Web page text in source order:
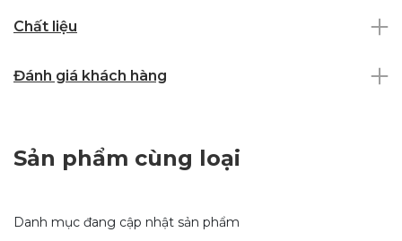
Chất liệu
Đánh giá khách hàng
Sản phẩm cùng loại
Danh mục đang cập nhật sản phẩm